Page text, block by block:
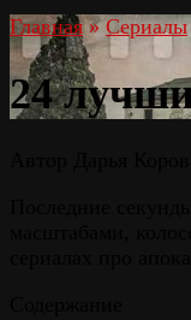
Главная » Сериалы
24